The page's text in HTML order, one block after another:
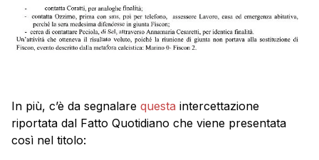
In più, c’è da segnalare questa intercettazione
riportata dal Fatto Quotidiano che viene presentata
così nel titolo: